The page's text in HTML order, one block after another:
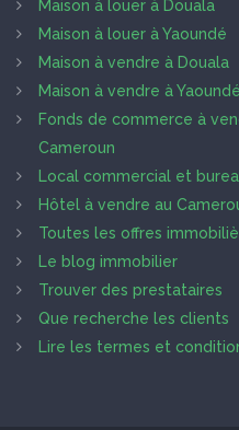
Maison à louer à Douala
Maison à louer à Yaoundé
Maison à vendre à Douala
Maison à vendre à Yaoundé
Fonds de commerce à
Cameroun
Local commercial et
Hôtel à vendre au
Toutes les offres
Le blog immobilier
Trouver des prestataires
Que recherche les clients
Lire les termes et